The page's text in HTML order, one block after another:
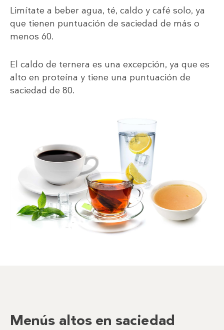
Limítate a beber agua, té, caldo y café solo, ya
que tienen puntuación de saciedad de más o
menos 60.
El caldo de ternera es una excepción, ya que es
alto en proteína y tiene una puntuación de
saciedad de 80.
Menús altos en saciedad